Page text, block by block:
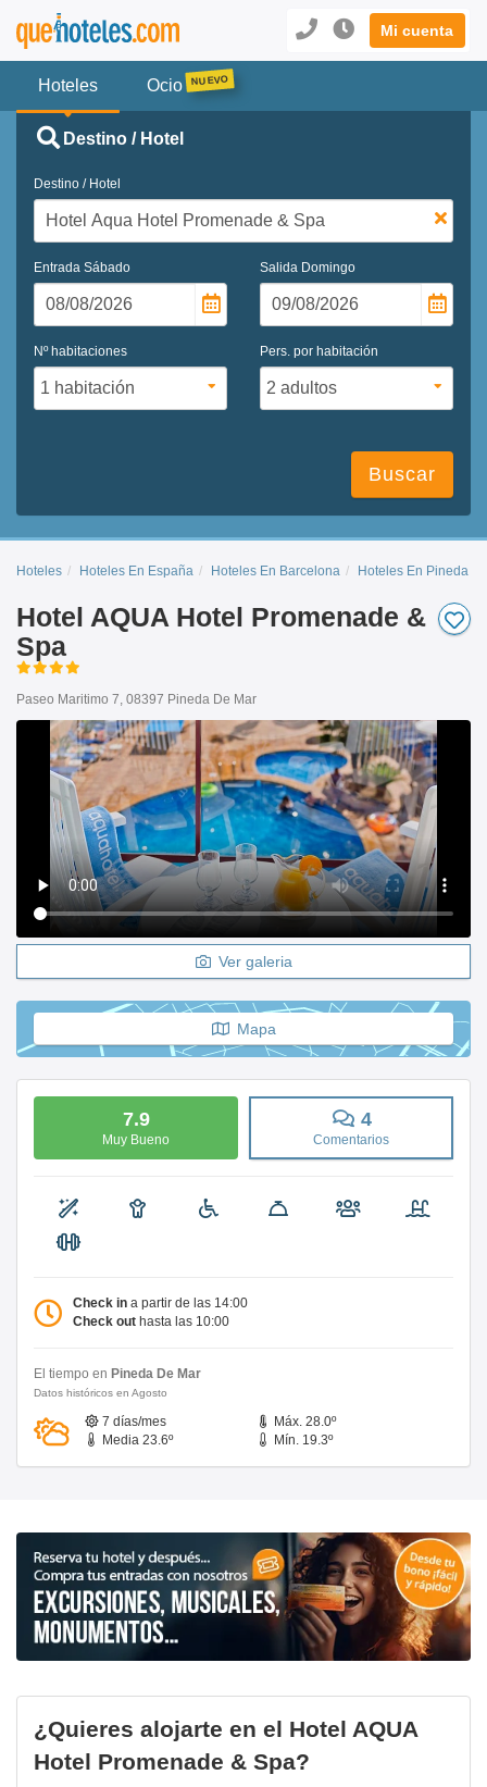
Mi cuenta
Hoteles Ocio
Destino / Hotel
Destino / Hotel
Entrada Sábado Salida Domingo
Nº habitaciones Pers. por habitación
Buscar
Hoteles Hoteles En España Hoteles En Barcelona Hoteles En Pineda
Hotel AQUA Hotel Promenade &
Spa
Paseo Maritimo 7, 08397 Pineda De Mar
Ver galeria
Mapa
7.9
Muy Bueno
4
Comentarios
Check in a partir de las 14:00
Check out hasta las 10:00
El tiempo en Pineda De Mar
Datos históricos en Agosto
7 días/mes
Máx. 28.0º
Media 23.6º
Mín. 19.3º
¿Quieres alojarte en el Hotel AQUA
Hotel Promenade & Spa?